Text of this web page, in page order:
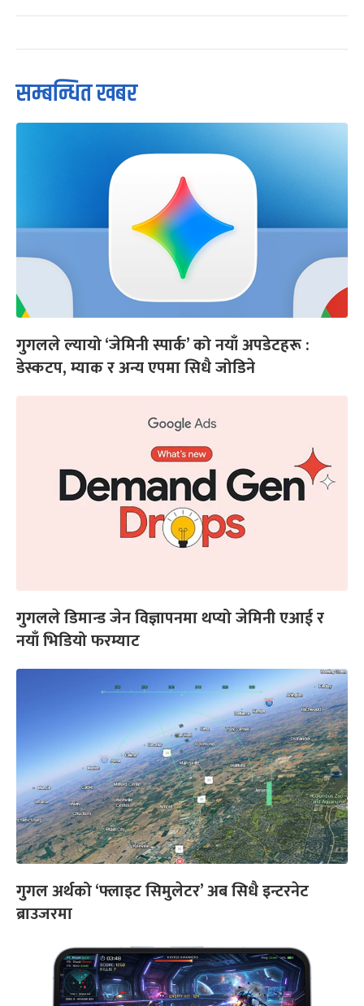
सम्बन्धित खबर
गुगलले ल्यायो ‘जेमिनी स्पार्क’ को नयाँ अपडेटहरू :
डेस्कटप, म्याक र अन्य एपमा सिधै जोडिने
गुगलले डिमान्ड जेन विज्ञापनमा थप्यो जेमिनी एआई र
नयाँ भिडियो फरम्याट
गुगल अर्थको ‘फ्लाइट सिमुलेटर’ अब सिधै इन्टरनेट
ब्राउजरमा